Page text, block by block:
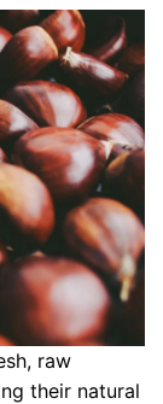
raw
their natural